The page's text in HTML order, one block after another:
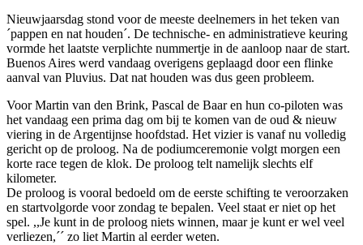
Nieuwjaarsdag stond voor de meeste deelnemers in het teken van
´pappen en nat houden´. De technische- en administratieve keuring
vormde het laatste verplichte nummertje in de aanloop naar de start.
Buenos Aires werd vandaag overigens geplaagd door een flinke
aanval van Pluvius. Dat nat houden was dus geen probleem.
Voor Martin van den Brink, Pascal de Baar en hun co-piloten was
het vandaag een prima dag om bij te komen van de oud & nieuw
viering in de Argentijnse hoofdstad. Het vizier is vanaf nu volledig
gericht op de proloog. Na de podiumceremonie volgt morgen een
korte race tegen de klok. De proloog telt namelijk slechts elf
kilometer.
De proloog is vooral bedoeld om de eerste schifting te veroorzaken
en startvolgorde voor zondag te bepalen. Veel staat er niet op het
spel. ,,Je kunt in de proloog niets winnen, maar je kunt er wel veel
verliezen,´´ zo liet Martin al eerder weten.